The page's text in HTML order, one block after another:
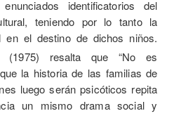
identificatorios del
teniendo por lo tanto la
en el destino de dichos niños.
resalta que “No es
la historia de las familias de
luego serán psicóticos repita
un mismo drama social y